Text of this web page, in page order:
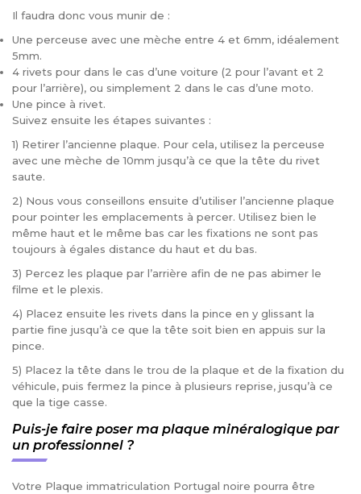
Il faudra donc vous munir de :
Une perceuse avec une mèche entre 4 et 6mm, idéalement
5mm.
4 rivets pour dans le cas d’une voiture (2 pour l’avant et 2
pour l’arrière), ou simplement 2 dans le cas d’une moto.
Une pince à rivet.
Suivez ensuite les étapes suivantes :
1) Retirer l’ancienne plaque. Pour cela, utilisez la perceuse
avec une mèche de 10mm jusqu’à ce que la tête du rivet
saute.
2) Nous vous conseillons ensuite d’utiliser l’ancienne plaque
pour pointer les emplacements à percer. Utilisez bien le
même haut et le même bas car les fixations ne sont pas
toujours à égales distance du haut et du bas.
3) Percez les plaque par l’arrière afin de ne pas abimer le
filme et le plexis.
4) Placez ensuite les rivets dans la pince en y glissant la
partie fine jusqu’à ce que la tête soit bien en appuis sur la
pince.
5) Placez la tête dans le trou de la plaque et de la fixation du
véhicule, puis fermez la pince à plusieurs reprise, jusqu’à ce
que la tige casse.
Puis-je faire poser ma plaque minéralogique par
un professionnel ?
Votre Plaque immatriculation Portugal noire pourra être